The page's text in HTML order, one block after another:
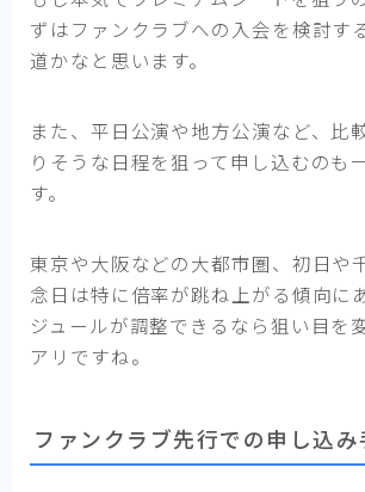
ずはファンクラブへの入会を検討す
道かなと思います。
また、平日公演や地方公演など、比
りそうな日程を狙って申し込むのも
す。
東京や大阪などの大都市圏、初日や
念日は特に倍率が跳ね上がる傾向に
ジュールが調整できるなら狙い目を
アリですね。
ファンクラブ先行での申し込み